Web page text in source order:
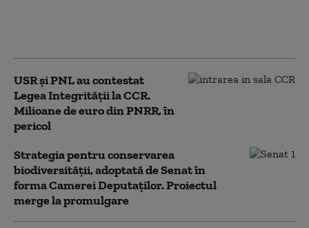
USR și PNL au contestat
Legea Integrității la CCR.
Milioane de euro din PNRR, în
pericol
Strategia pentru conservarea
biodiversității, adoptată de Senat în
forma Camerei Deputaților. Proiectul
merge la promulgare